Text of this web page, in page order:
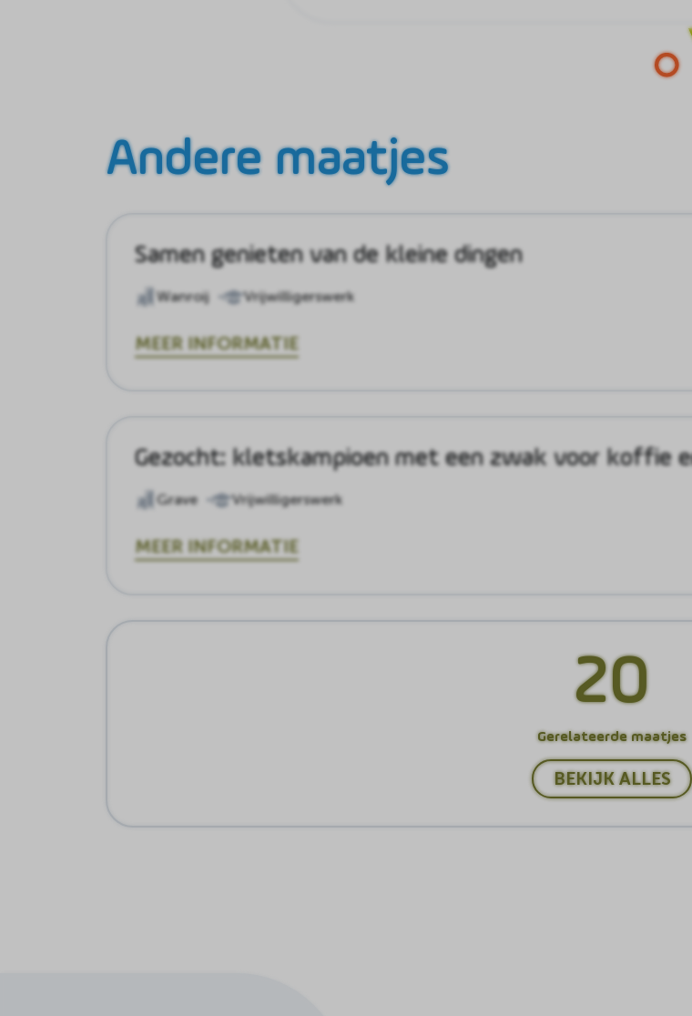
Andere maatjes
Samen genieten van de kleine dingen
Wanroij Vrijwilligerswerk
MEER INFORMATIE
Gezocht: kletskampioen met een zwak voor koffie
Grave Vrijwilligerswerk
MEER INFORMATIE
20
Gerelateerde maatjes
BEKIJK ALLES